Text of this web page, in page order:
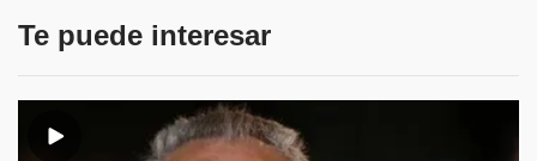
Te puede interesar